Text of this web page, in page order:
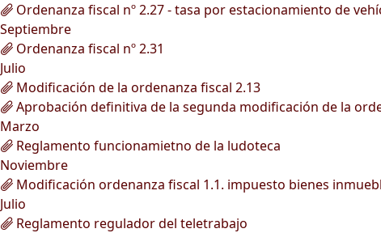
Ordenanza fiscal nº 2.27 - tasa por estacionamiento de
Septiembre
Ordenanza fiscal nº 2.31
Julio
Modificación de la ordenanza fiscal 2.13
Aprobación definitiva de la segunda modificación de la
Marzo
Reglamento funcionamietno de la ludoteca
Noviembre
Modificación ordenanza fiscal 1.1. impuesto bienes
Julio
Reglamento regulador del teletrabajo